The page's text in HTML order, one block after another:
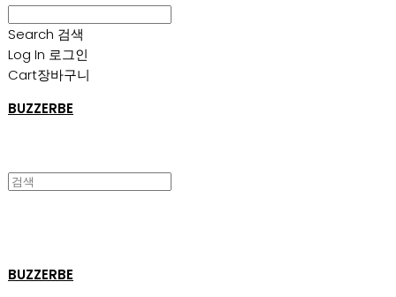
Search 검색
Log In 로그인
Cart장바구니
BUZZERBE
BUZZERBE